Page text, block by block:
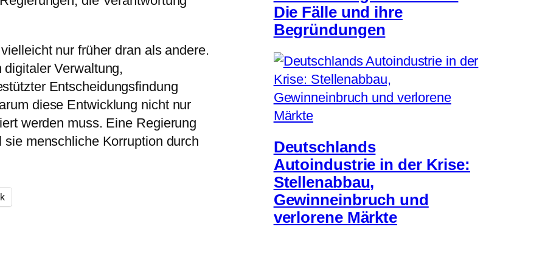
nur früher dran als andere.
Verwaltung,
Entscheidungsfindung
diese Entwicklung nicht nur
werden muss. Eine Regierung
menschliche Korruption durch
Die Fälle und ihre
Begründungen
Deutschlands
Autoindustrie in der Krise:
Stellenabbau,
Gewinneinbruch und
verlorene Märkte